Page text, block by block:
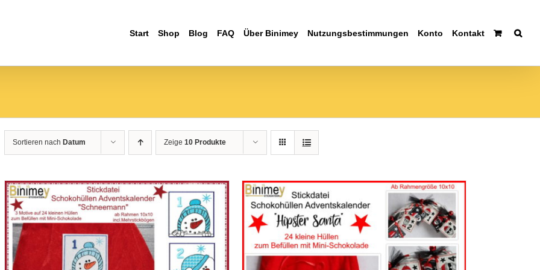
Start Shop Blog FAQ Über Binimey Nutzungsbestimmungen Konto Kontakt
Sortieren nach Datum Zeige 10 Produkte